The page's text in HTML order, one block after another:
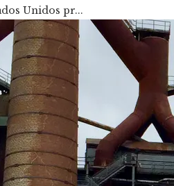
Unidos pr...